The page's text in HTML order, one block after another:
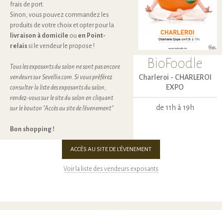
frais de port.
Sinon, vous pouvez commandez les
produits de votre choix et opter pour la
livraison à domicile ou en Point-
relais si le vendeur le propose !
Tous les exposants du salon ne sont pas encore
vendeurs sur Sevellia.com. Si vous préférez
consulter la liste des exposants du salon,
rendez-vous sur le site du salon en cliquant
sur le bouton "Accès au site de l'évenement"
Bon shopping !
BioFoodle
Charleroi - CHARLEROI
EXPO
de 11h à 19h
ACCÈS AU SITE DE L'ÉVENEMENT
Voir la liste des vendeurs exposants